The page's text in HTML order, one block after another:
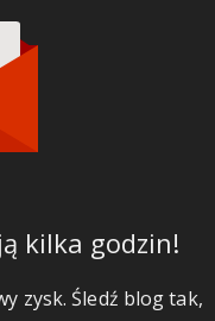
kilka godzin!
zysk. Śledź blog tak,